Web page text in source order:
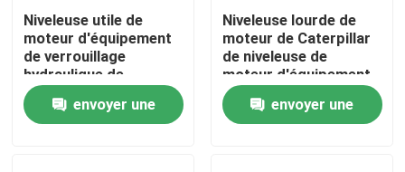
À la maison
Produits
À propos de nous
Niveleuse utile de
moteur d'équipement
de verrouillage
hydraulique de
niveleuse lourde de
moteur petite
envoyer une
Niveleuse lourde de
moteur de Caterpillar
de niveleuse de
moteur d'équipement
de moteur à quatre
temps envoyer une